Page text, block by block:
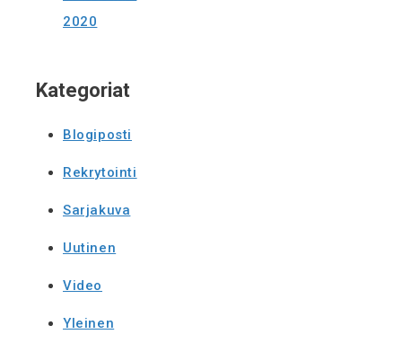
2020
Kategoriat
Blogiposti
Rekrytointi
Sarjakuva
Uutinen
Video
Yleinen